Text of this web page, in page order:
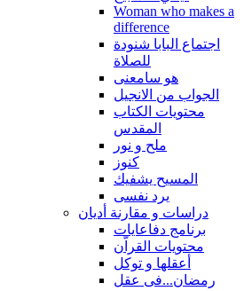
Woman who makes a
difference
اجتماع البابا شنودة
للصلاة
هو سامعنى
الجواب من الانجيل
محتويات الكتاب
المقدس
ملح و نور
كنوز
المسيح يشفيك
يرد نفسى
دراسات و مقارنة أديان
برنامج دفاعايات
محتويات القراّن
أعقلها و توكل
رمضان...فى عقل